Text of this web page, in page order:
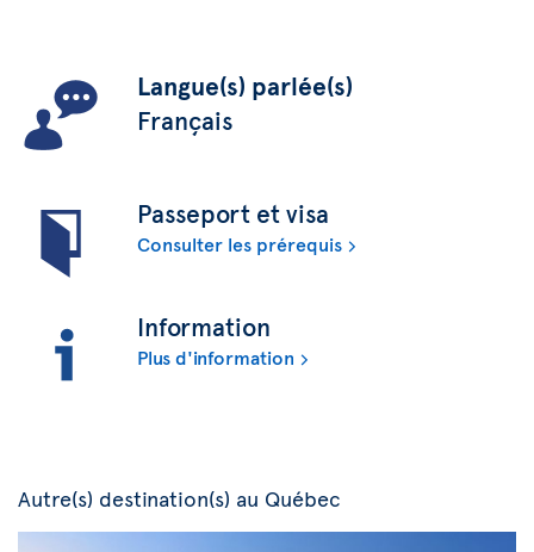
Langue(s) parlée(s)
Français
Passeport et visa
Consulter les prérequis
Information
Plus d'information
Autre(s) destination(s) au Québec